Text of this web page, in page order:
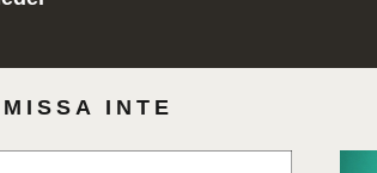
MISSA INTE